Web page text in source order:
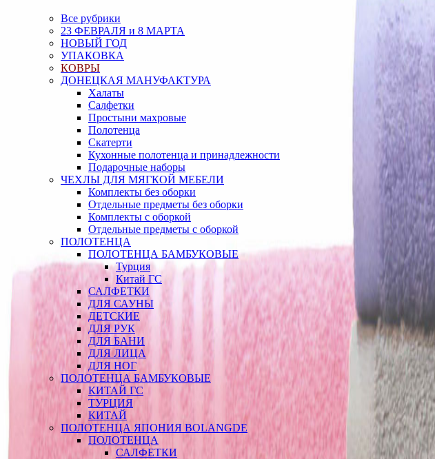
Все рубрики
23 ФЕВРАЛЯ и 8 МАРТА
НОВЫЙ ГОД
УПАКОВКА
КОВРЫ
ДОНЕЦКАЯ МАНУФАКТУРА
Халаты
Салфетки
Простыни махровые
Полотенца
Скатерти
Кухонные полотенца и принадлежности
Подарочные наборы
ЧЕХЛЫ ДЛЯ МЯГКОЙ МЕБЕЛИ
Комплекты без оборки
Отдельные предметы без оборки
Комплекты с оборкой
Отдельные предметы с оборкой
ПОЛОТЕНЦА
ПОЛОТЕНЦА БАМБУКОВЫЕ
Турция
Китай ГС
САЛФЕТКИ
ДЛЯ САУНЫ
ДЕТСКИЕ
ДЛЯ РУК
ДЛЯ БАНИ
ДЛЯ ЛИЦА
ДЛЯ НОГ
ПОЛОТЕНЦА БАМБУКОВЫЕ
КИТАЙ ГС
ТУРЦИЯ
КИТАЙ
ПОЛОТЕНЦА ЯПОНИЯ BOLANGDE
ПОЛОТЕНЦА
САЛФЕТКИ